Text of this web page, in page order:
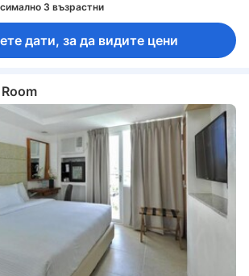
3 възрастни
дати, за да видите цени